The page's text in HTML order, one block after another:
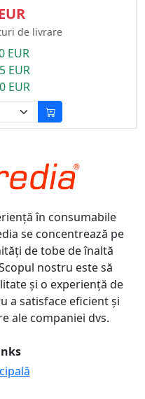
de livrare
EUR
EUR
EUR
în consumabile
se concentrează pe
de tobe de înaltă
nostru este să
și o experiență de
a satisface eficient și
ale companiei dvs.